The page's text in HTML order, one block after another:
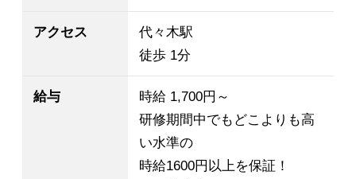
アクセス
代々木駅
徒歩 1分
給与
時給 1,700円～
研修期間中でもどこよりも高
い水準の
時給1600円以上を保証！